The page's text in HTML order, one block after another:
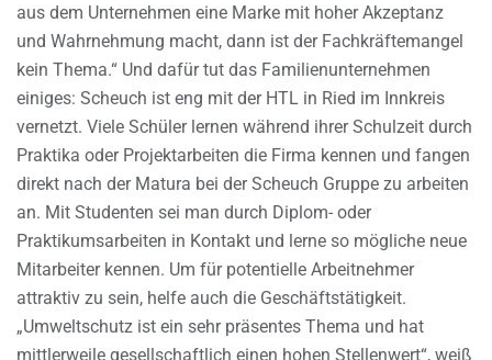
aus dem Unternehmen eine Marke mit hoher Akzeptanz
und Wahrnehmung macht, dann ist der Fachkräftemangel
kein Thema.“ Und dafür tut das Familienunternehmen
einiges: Scheuch ist eng mit der HTL in Ried im Innkreis
vernetzt. Viele Schüler lernen während ihrer Schulzeit durch
Praktika oder Projektarbeiten die Firma kennen und fangen
direkt nach der Matura bei der Scheuch Gruppe zu arbeiten
an. Mit Studenten sei man durch Diplom- oder
Praktikumsarbeiten in Kontakt und lerne so mögliche neue
Mitarbeiter kennen. Um für potentielle Arbeitnehmer
attraktiv zu sein, helfe auch die Geschäftstätigkeit.
„Umweltschutz ist ein sehr präsentes Thema und hat
mittlerweile gesellschaftlich einen hohen Stellenwert“, weiß